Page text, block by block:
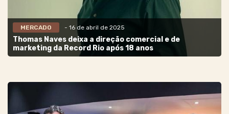
MERCADO - 16 de abril de 2025
Thomas Naves deixa a direção comercial e de
marketing da Record Rio após 18 anos